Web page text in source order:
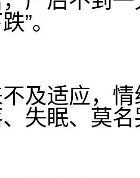
”。
及适应，
失眠、莫